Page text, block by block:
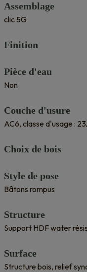
Assemblage
clic 5G
Finition
Pièce d'eau
Non
Couche d'usure
AC6, classe d'usage :
Choix de bois
Style de pose
Bâtons rompus
Structure
Support HDF water
Surface
Structure bois, relief